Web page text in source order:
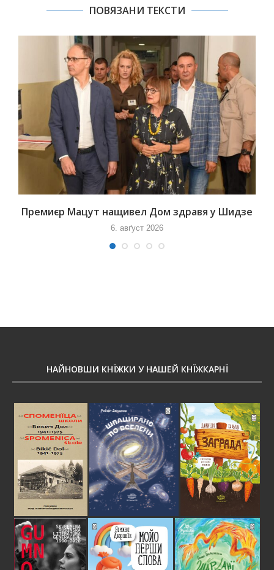
ПОВЯЗАНИ ТЕКСТИ
Премиєр Мацут нащивел Дом здравя у Шидзе
6. авґуст 2026
НАЙНОВШИ КНЇЖКИ У НАШЕЙ КНЇЖКАРНЇ